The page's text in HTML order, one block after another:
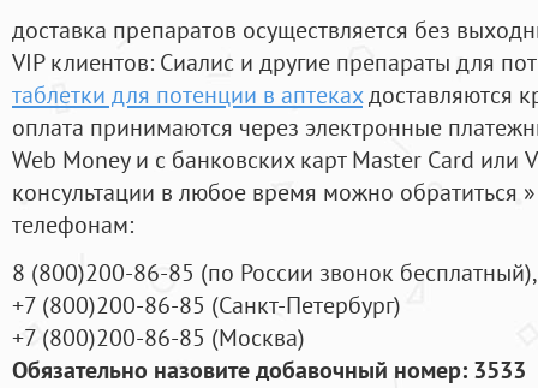
доставка препаратов осуществляется без
VIP клиентов: Сиалис и другие препараты для
таблетки для потенции в аптекахдоставляются
оплата принимаются через электронные
Web Money и с банковских карт Master Card или
консультации в любое время можно обратиться
телефонам:
8 (800)200-86-85 (по России звонок бесплатный),
+7 (800)200-86-85 (Санкт-Петербург)
+7 (800)200-86-85 (Москва)
Обязательно назовите добавочный номер: 3533